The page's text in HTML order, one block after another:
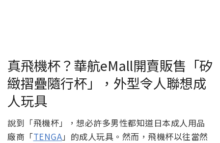
真飛機杯？華航eMall開賣販售「矽
緻摺疊隨行杯」，外型令人聯想成
人玩具
說到「飛機杯」，想必許多男性都知道日本成人用品
廠商「TENGA」的成人玩具。然而，飛機杯以往當然